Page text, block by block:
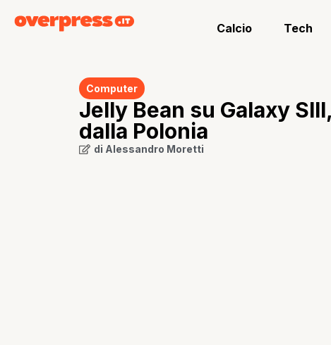
Calcio Tech
Computer
Jelly Bean su Galaxy
dalla Polonia
di Alessandro Moretti